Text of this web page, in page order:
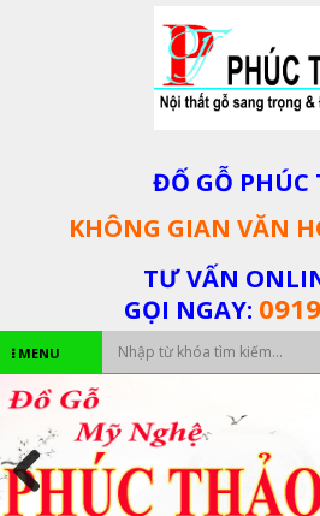
ĐỐ GỖ PHÚC
KHÔNG GIAN VĂN
TƯ VẤN
GỌI NGAY:
MENU